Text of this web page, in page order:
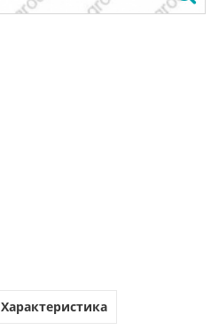
Характеристика